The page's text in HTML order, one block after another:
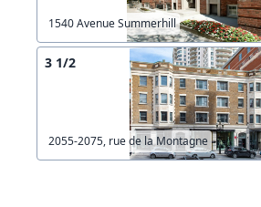
1540 Avenue Summerhill
3 1/2
2055-2075, rue de la Montagne